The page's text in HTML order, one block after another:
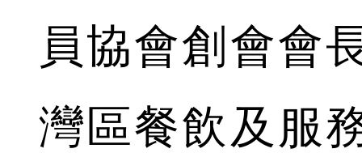
員協會創會會
灣區餐飲及服